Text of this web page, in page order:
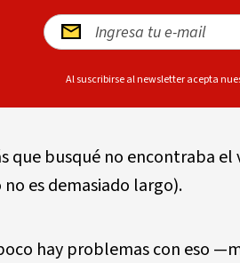
Al suscribirse al newsletter acepta
que busqué no encontraba
es demasiado largo).
hay problemas con eso